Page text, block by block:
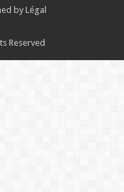
by Légal
Reserved